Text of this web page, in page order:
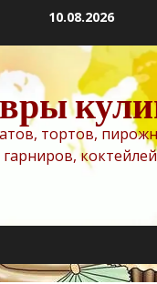
10.08.2026
тортов,
гарниров,